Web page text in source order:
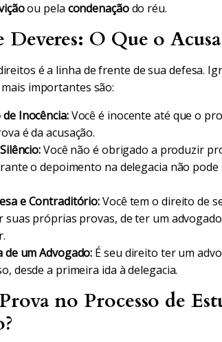
ou pela condenaçãodo réu.
O Que o
é a linha de frente de sua defesa.
importantes são:
Inocência:Você é inocente até que o
é da acusação.
Você não é obrigado a produzir
o depoimento na delegacia não
e Contraditório:Você tem o direito de
suas próprias provas, de ter um
de um Advogado: É seu direito ter um
desde a primeira ida à delegacia.
no Processo de